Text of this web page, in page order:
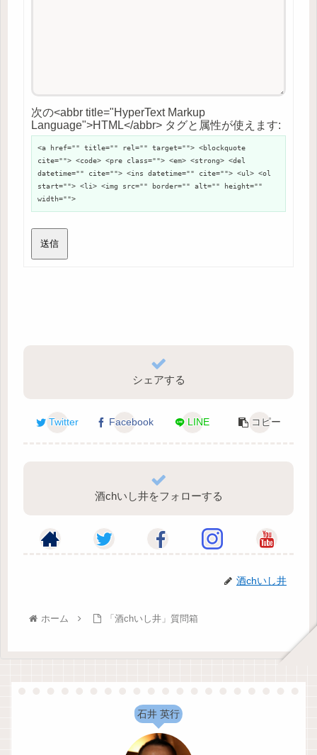
次の<abbr title="HyperText Markup
Language">HTML</abbr> タグと属性が使えます:
<a href="" title="" rel="" target=""> <blockquote
cite=""> <code> <pre class=""> <em> <strong> <del
datetime="" cite=""> <ins datetime="" cite=""> <ul> <ol
start=""> <li> <img src="" border="" alt="" height=""
width="">
送信
シェアする
Twitter Facebook LINE コピー
酒chいし井をフォローする
酒chいし井
ホーム 「酒chいし井」質問箱
石井 英行